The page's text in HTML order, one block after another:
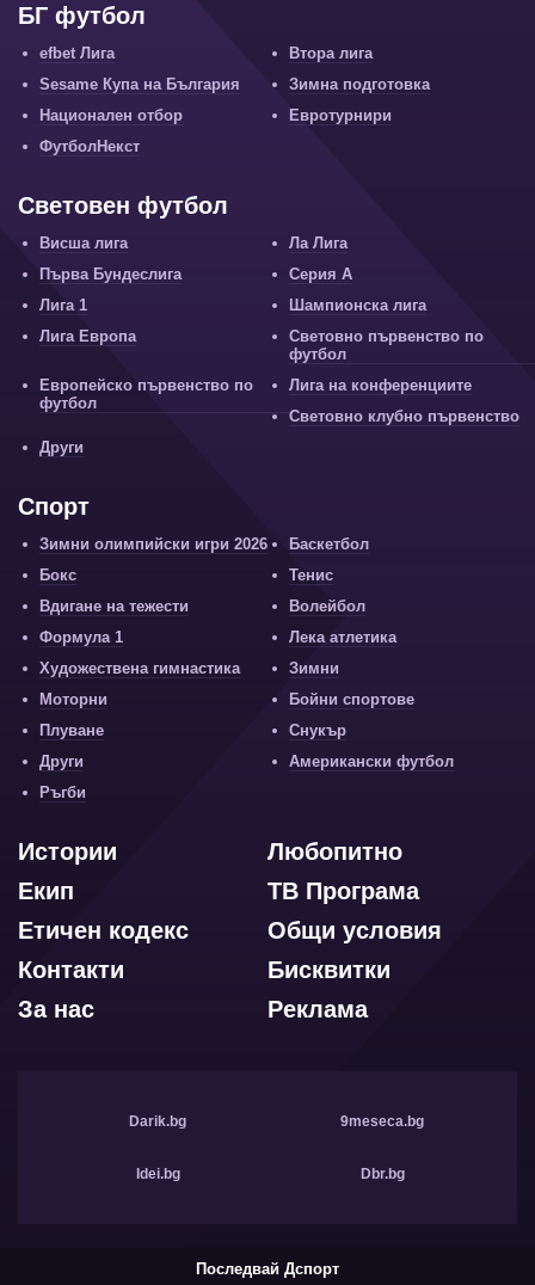
БГ футбол
efbet Лига
Втора лига
Sesame Купа на България
Зимна подготовка
Национален отбор
Евротурнири
ФутболНекст
Световен футбол
Висша лига
Ла Лига
Първа Бундеслига
Серия А
Лига 1
Шампионска лига
Лига Европа
Световно първенство по
футбол
Европейско първенство по
футбол
Лига на конференциите
Световно клубно първенство
Други
Спорт
Зимни олимпийски игри 2026
Баскетбол
Бокс
Тенис
Вдигане на тежести
Волейбол
Формула 1
Лека атлетика
Художествена гимнастика
Зимни
Моторни
Бойни спортове
Плуване
Снукър
Други
Американски футбол
Ръгби
Любопитно
Истории
ТВ Програма
Екип
Общи условия
Етичен кодекс
Бисквитки
Контакти
Реклама
За нас
Darik.bg 9meseca.bg
Idei.bg Dbr.bg
Последвай Дспорт